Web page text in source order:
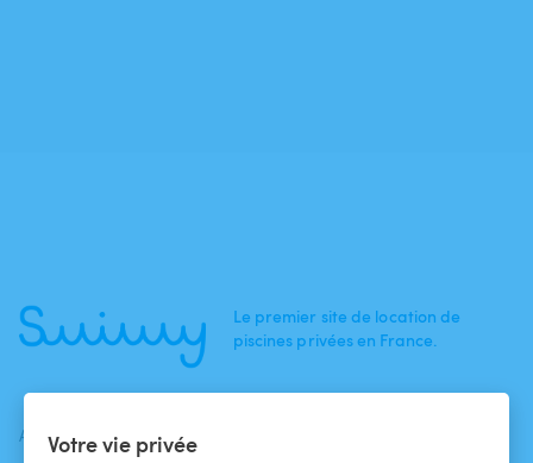
Votre vie privée
Le premier site de location de
piscines privées en France.
ACTUALITÉS